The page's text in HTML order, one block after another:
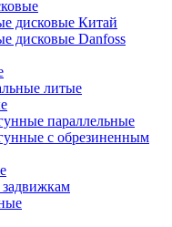
дисковые Китай
дисковые Danfoss
литые
параллельные
с обрезиненным